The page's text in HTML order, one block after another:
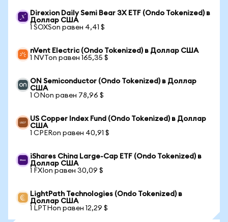
Direxion Daily Semi Bear 3X ETF (Ondo Tokenized) в
Доллар США
1 SOXSon равен 4,41 $
nVent Electric (Ondo Tokenized) в Доллар США
1 NVTon равен 165,35 $
ON Semiconductor (Ondo Tokenized) в Доллар
США
1 ONon равен 78,96 $
US Copper Index Fund (Ondo Tokenized) в Доллар
США
1 CPERon равен 40,91 $
iShares China Large-Cap ETF (Ondo Tokenized) в
Доллар США
1 FXIon равен 30,09 $
LightPath Technologies (Ondo Tokenized) в
Доллар США
1 LPTHon равен 12,29 $